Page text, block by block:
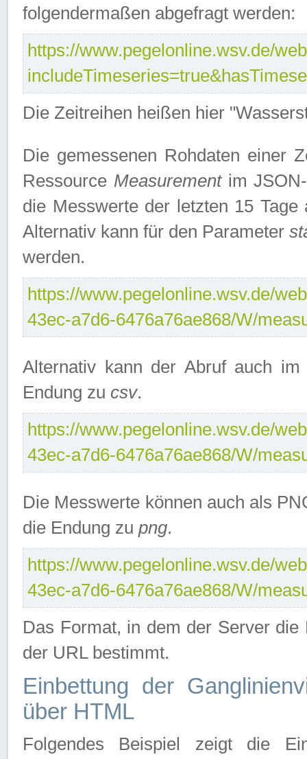
folgendermaßen abgefragt werden:
https://www.pegelonline.wsv.de/
Die Zeitreihen heißen hier
Die gemessenen Rohdaten einer
Ressource Measurementim JSON-
die Messwerte der letzten 15
Alternativ kann für den Parameter
werden.
https://www.pegelonline.wsv.de/
43ec-a7d6-6476a76ae868/W/
Alternativ kann der Abruf auch
Endung zu csv.
https://www.pegelonline.wsv.de/
43ec-a7d6-6476a76ae868/W/
Die Messwerte können auch als
die Endung zu png.
https://www.pegelonline.wsv.de/
43ec-a7d6-6476a76ae868/W/
Das Format, in dem der Server
der URL bestimmt.
Einbettung der
über HTML
Folgendes Beispiel zeigt die